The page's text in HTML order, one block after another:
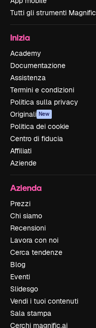
Tutti gli strumenti Magnific
Inizia
Academy
Documentazione
Assistenza
Termini e condizioni
Politica sulla privacy
Originali New
Politica dei cookie
Centro di fiducia
Affiliati
Aziende
Azienda
Prezzi
Chi siamo
Recensioni
Lavora con noi
Cerca tendenze
Blog
Eventi
Slidesgo
Vendi i tuoi contenuti
Sala stampa
Cerchi magnific.ai